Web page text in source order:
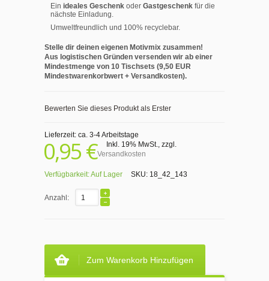
Ein ideales Geschenk oder Gastgeschenk für die
nächste Einladung.
Umweltfreundlich und 100% recyclebar.
Stelle dir deinen eigenen Motivmix zusammen!
Aus logistischen Gründen versenden wir ab einer
Mindestmenge von 10 Tischsets (9,50 EUR
Mindestwarenkorbwert + Versandkosten).
Bewerten Sie dieses Produkt als Erster
Lieferzeit: ca. 3-4 Arbeitstage
0,95 € Inkl. 19% MwSt., zzgl.
Versandkosten
Verfügbarkeit:Auf Lager SKU: 18_42_143
Anzahl:
Zum Warenkorb Hinzufügen